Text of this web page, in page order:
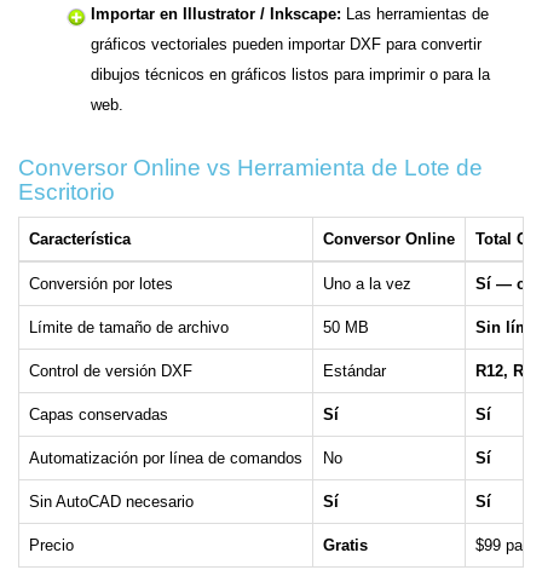
Importar en Illustrator / Inkscape: Las herramientas de
gráficos vectoriales pueden importar DXF para convertir
dibujos técnicos en gráficos listos para imprimir o para la
web.
Conversor Online vs Herramienta de Lote de
Escritorio
Característica Conversor Online Total
Conversión por lotes Uno a la vez Sí —
Límite de tamaño de archivo 50 MB Sin
Control de versión DXF Estándar R12,
Capas conservadas Sí Sí
Automatización por línea de comandos No Sí
Sin AutoCAD necesario Sí Sí
Precio Gratis $99